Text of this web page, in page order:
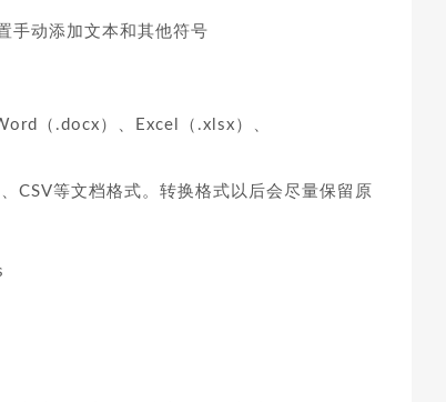
手动添加文本和其他符号
（.docx）、Excel（.xlsx）、
CSV等文档格式。转换格式以后会尽量保留原